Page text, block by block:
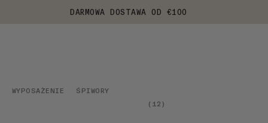
DARMOWA DOSTAWA OD €100
WYPOSAŻENIE
ŚPIWORY
( 12 )